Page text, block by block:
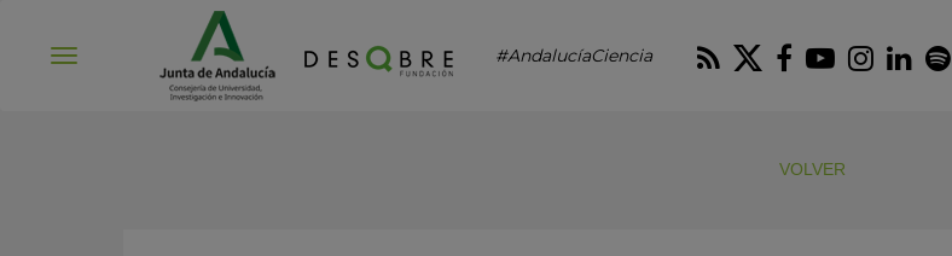
#AndalucíaCiencia RSS Twitter
Facebook
Youtube
VOLVER